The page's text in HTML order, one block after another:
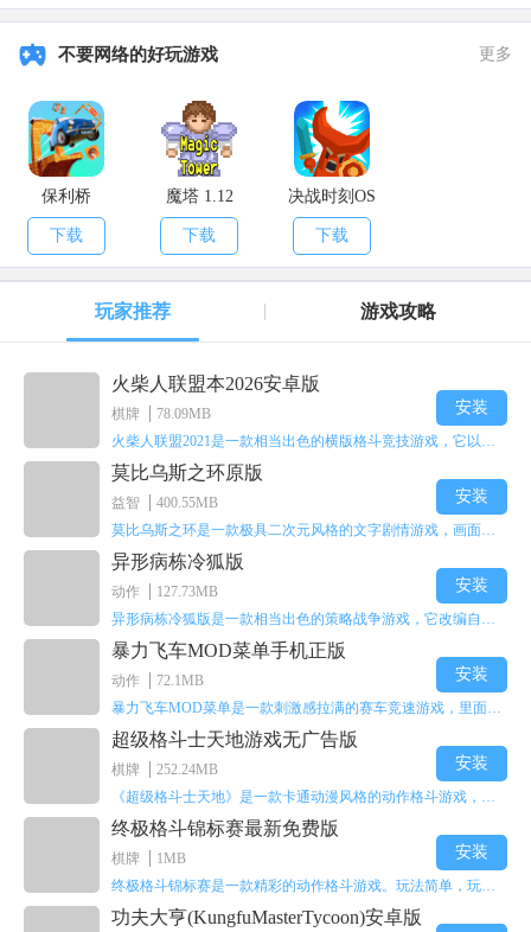
不要网络的好玩游戏 更多
保利桥
下载
魔塔 1.12
下载
决战时刻OS
下载
玩家推荐 游戏攻略
火柴人联盟本2026安卓版
棋牌
78.09MB
安装
莫比乌斯之环原版
益智
400.55MB
安装
异形病栋冷狐版
动作
127.73MB
安装
暴力飞车MOD菜单手机正版
动作
72.1MB
安装
超级格斗士天地游戏无广告版
棋牌
252.24MB
安装
终极格斗锦标赛最新免费版
棋牌
1MB
安装
功夫大亨(KungfuMasterTycoon)安卓版